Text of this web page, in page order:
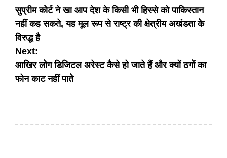
navigation
सुप्रीम कोर्ट ने खा आप देश के किसी भी हिस्से को पाकिस्तान
नहीं कह सकते, यह मूल रूप से राष्ट्र की क्षेत्रीय अखंडता के
विरुद्ध है
Next:
आखिर लोग डिजिटल अरेस्ट कैसे हो जाते हैं और क्यों ठगों का
फोन काट नहीं पाते